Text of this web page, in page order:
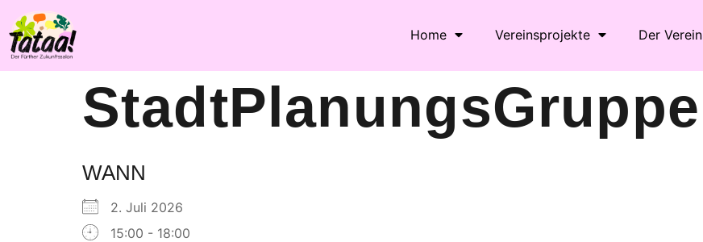
Home Vereinsprojekte Der Verein
StadtPlanungsGruppe
WANN
2. Juli 2026
15:00 - 18:00